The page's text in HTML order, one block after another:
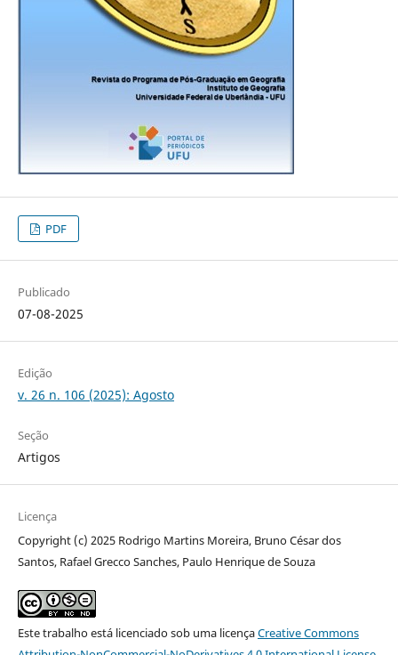
PDF
Publicado
07-08-2025
Edição
v. 26 n. 106 (2025): Agosto
Seção
Artigos
Licença
Copyright (c) 2025 Rodrigo Martins Moreira, Bruno César dos
Santos, Rafael Grecco Sanches, Paulo Henrique de Souza
Este trabalho está licenciado sob uma licençaCreative Commons